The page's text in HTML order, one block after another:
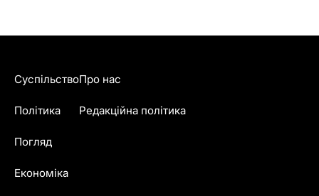
Суспільство
Політика
Погляд
Економіка
Про нас
Редакційна політика